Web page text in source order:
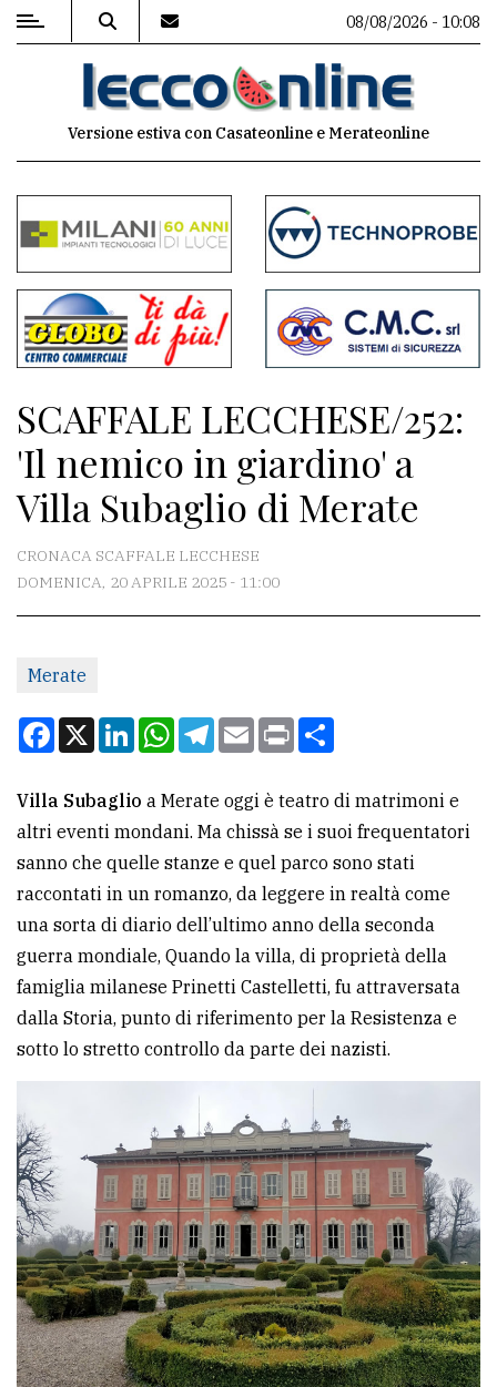
MENU
commenti
Contenuti
del
sito
Meteo
CONTATTI
La
redazione
Per
tua
CERCA
Cerca
per
comune
Ricerca
avanzata
ALTRE
TESTATE
PRIVACY
Privacy
08/08/2026 - 10:08
Versione estiva con Casateonline e Merateonline
SCAFFALE LECCHESE/252:
'Il nemico in giardino' a
Villa Subaglio di Merate
CRONACA SCAFFALE LECCHESE
DOMENICA, 20 APRILE 2025 - 11:00
Merate
Facebook
X LinkedInWhatsApp
Telegram
EmailPrint
Villa Subaglio a Merate oggi è teatro di matrimoni e
altri eventi mondani. Ma chissà se i suoi frequentatori
sanno che quelle stanze e quel parco sono stati
raccontati in un romanzo, da leggere in realtà come
una sorta di diario dell’ultimo anno della seconda
guerra mondiale, Quando la villa, di proprietà della
famiglia milanese Prinetti Castelletti, fu attraversata
dalla Storia, punto di riferimento per la Resistenza e
sotto lo stretto controllo da parte dei nazisti.